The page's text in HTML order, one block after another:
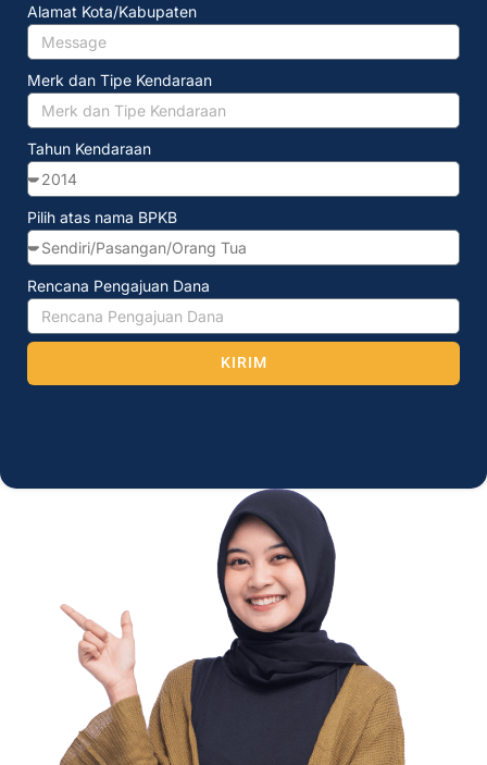
Alamat Kota/Kabupaten
Merk dan Tipe Kendaraan
Tahun Kendaraan
Pilih atas nama BPKB
Rencana Pengajuan Dana
KIRIM